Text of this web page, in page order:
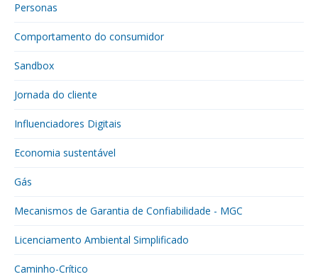
Personas
Comportamento do consumidor
Sandbox
Jornada do cliente
Influenciadores Digitais
Economia sustentável
Gás
Mecanismos de Garantia de Confiabilidade - MGC
Licenciamento Ambiental Simplificado
Caminho-Crítico